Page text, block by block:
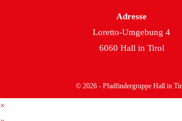
Adresse
Loretto-Umgebung 4
6060 Hall in Tirol
© 2026 - Pfadfindergruppe Hall in
×